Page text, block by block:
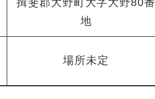
揖斐郡大野町大字大野80番
地
場所未定